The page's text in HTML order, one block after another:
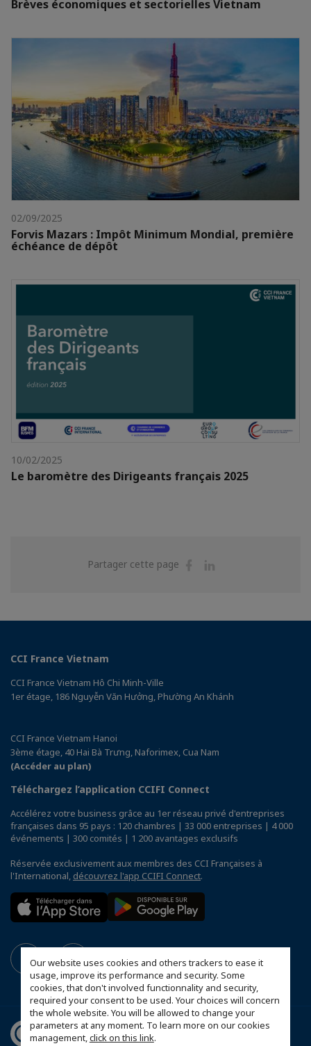
Our website uses cookies and others trackers to ease it
usage, improve its performance and security. Some
cookies, that don't involved functionnality and security,
required your consent to be used. Your choices will concern
the whole website. You will be allowed to change your
parameters at any moment. To learn more on our cookies
management,click on this link.
Brèves économiques et sectorielles Vietnam
02/09/2025
Forvis Mazars : Impôt Minimum Mondial, première
échéance de dépôt
10/02/2025
Le baromètre des Dirigeants français 2025
Partager cette page
Partager
CCI France Vietnam
CCI France Vietnam Hô Chi Minh-Ville
1er étage, 186 Nguyễn Văn Hưởng, Phường An Khánh
CCI France Vietnam Hanoi
3ème étage, 40 Hai Bà Trưng, Naforimex, Cua Nam
(Accéder au plan)
Téléchargez l’application CCIFI Connect
Accélérez votre business grâce au 1er réseau privé d'entreprises
françaises dans 95 pays : 120 chambres | 33 000 entreprises | 4 000
événements | 300 comités | 1 200 avantages exclusifs
Réservée exclusivement aux membres des CCI Françaises à
l'International, découvrez l'app CCIFI Connect.